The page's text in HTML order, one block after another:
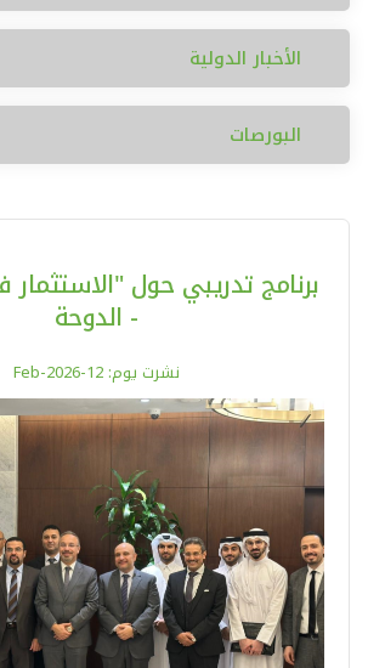
الأخبار الدولية
البورصات
برنامج تدريبي حول
- الدوحة
نشرت يوم: 12-Feb-2026